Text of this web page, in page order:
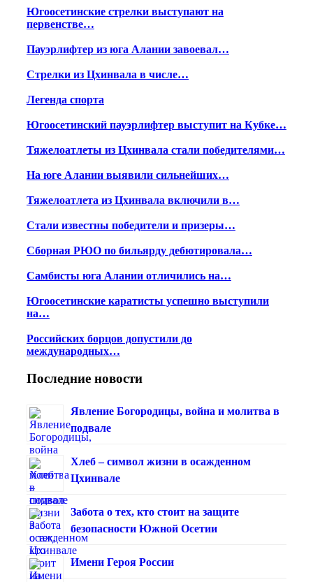
Югоосетинские стрелки выступают на
первенстве…
Пауэрлифтер из юга Алании завоевал…
Стрелки из Цхинвала в числе…
Легенда спорта
Югоосетинский пауэрлифтер выступит на Кубке…
Тяжелоатлеты из Цхинвала стали победителями…
На юге Алании выявили сильнейших…
Тяжелоатлета из Цхинвала включили в…
Стали известны победители и призеры…
Сборная РЮО по бильярду дебютировала…
Самбисты юга Алании отличились на…
Югоосетинские каратисты успешно выступили
на…
Российских борцов допустили до
международных…
Последние новости
Явление Богородицы, война и молитва в
подвале
Хлеб – символ жизни в осажденном
Цхинвале
Забота о тех, кто стоит на защите
безопасности Южной Осетии
Имени Героя России